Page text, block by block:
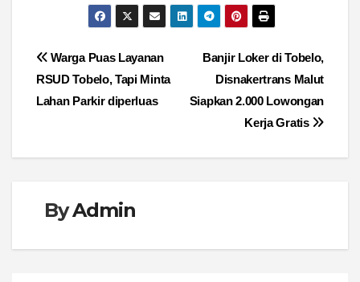
Navigasi
pos
Banjir Loker di Tobelo,
Disnakertrans Malut
Siapkan 2.000 Lowongan
Kerja Gratis
Warga Puas Layanan
RSUD Tobelo, Tapi Minta
Lahan Parkir diperluas
ByAdmin